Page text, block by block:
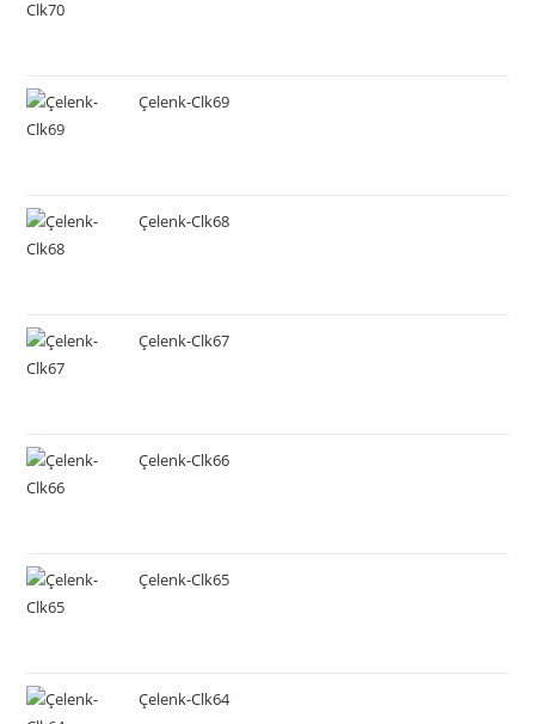
Çelenk-Clk69
Çelenk-Clk68
Çelenk-Clk67
Çelenk-Clk66
Çelenk-Clk65
Çelenk-Clk64